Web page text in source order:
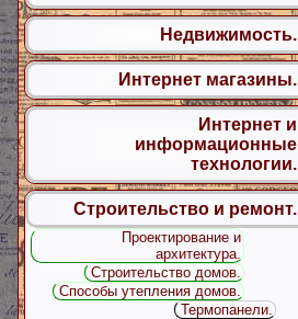
Недвижимость.
Интернет магазины.
Интернет и
информационные
технологии.
Строительство и ремонт.
Проектирование и
архитектура.
Строительство домов.
Способы утепления домов.
Термопанели.